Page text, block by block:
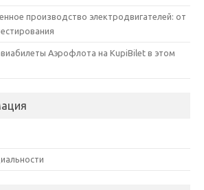
производство электродвигателей: от
Аэрофлота на KupiBilet в этом